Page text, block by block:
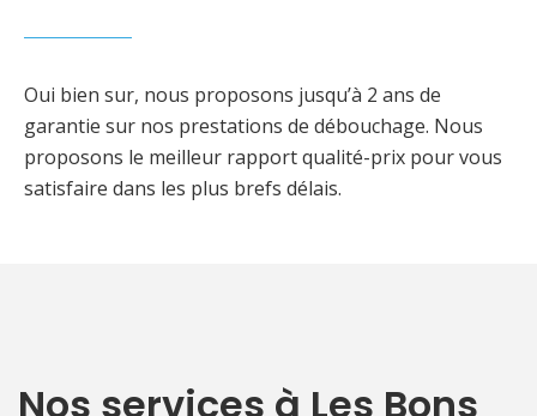
Oui bien sur, nous proposons jusqu’à 2 ans de
garantie sur nos prestations de débouchage. Nous
proposons le meilleur rapport qualité-prix pour vous
satisfaire dans les plus brefs délais.
Nos services à Les Bons